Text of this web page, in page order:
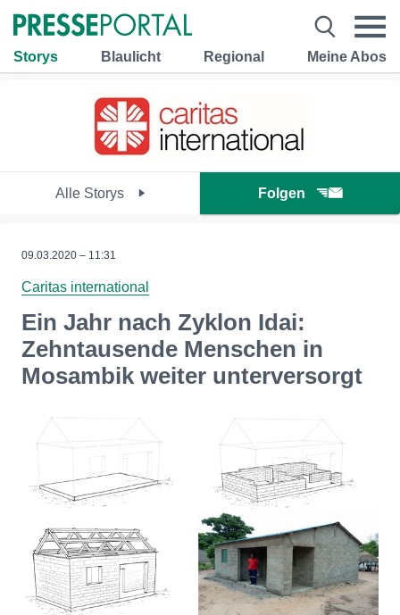
Storys Blaulicht Regional Meine Abos
Alle Storys Folgen
09.03.2020 – 11:31
Caritas international
Ein Jahr nach Zyklon Idai:
Zehntausende Menschen in
Mosambik weiter unterversorgt